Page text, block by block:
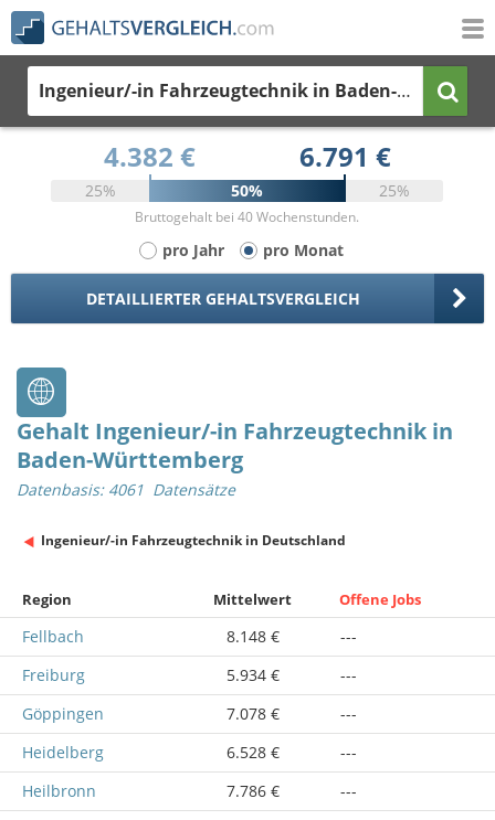
Ingenieur/-in Fahrzeugtechnik in Baden-Württemberg
4.382 € 6.791 €
25% 50% 25%
Bruttogehalt bei 40 Wochenstunden.
pro Jahr pro Monat
DETAILLIERTER GEHALTSVERGLEICH
Gehalt Ingenieur/-in Fahrzeugtechnik in
Baden-Württemberg
Datenbasis: 4061 Datensätze
Ingenieur/-in Fahrzeugtechnik in Deutschland
Region Mittelwert Offene Jobs
Fellbach 8.148 €
---
Freiburg
5.934 €
---
Göppingen
7.078 €
---
Heidelberg
6.528 €
---
Heilbronn
7.786 €
---